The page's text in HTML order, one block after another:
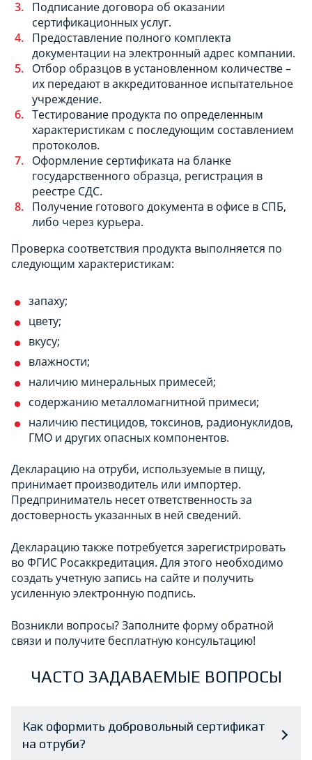
Подписание договора об оказании
сертификационных услуг.
Предоставление полного комплекта
документации на электронный адрес компании.
Отбор образцов в установленном количестве –
их передают в аккредитованное испытательное
учреждение.
Тестирование продукта по определенным
характеристикам с последующим составлением
протоколов.
Оформление сертификата на бланке
государственного образца, регистрация в
реестре СДС.
Получение готового документа в офисе в СПБ,
либо через курьера.
Проверка соответствия продукта выполняется по
следующим характеристикам:
запаху;
цвету;
вкусу;
влажности;
наличию минеральных примесей;
содержанию металломагнитной примеси;
наличию пестицидов, токсинов, радионуклидов,
ГМО и других опасных компонентов.
Декларацию на отруби, используемые в пищу,
принимает производитель или импортер.
Предприниматель несет ответственность за
достоверность указанных в ней сведений.
Декларацию также потребуется зарегистрировать
во ФГИС Росаккредитация. Для этого необходимо
создать учетную запись на сайте и получить
усиленную электронную подпись.
Возникли вопросы? Заполните форму обратной
связи и получите бесплатную консультацию!
ЧАСТО ЗАДАВАЕМЫЕ ВОПРОСЫ
Как оформить добровольный сертификат
на отруби?